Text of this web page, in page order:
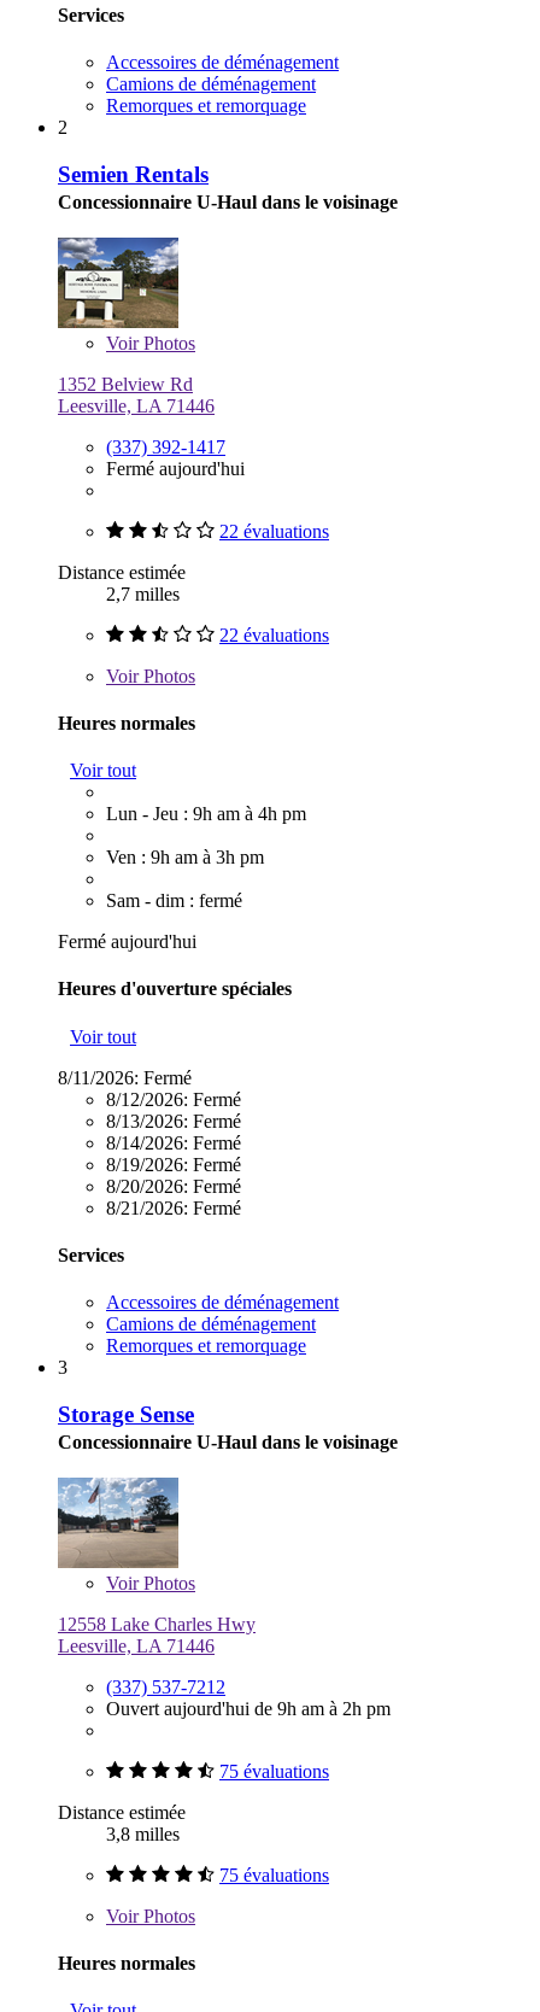
Services
Accessoires de déménagement
Camions de déménagement
Remorques et remorquage
2
Semien Rentals
Concessionnaire U-Haul dans le voisinage
VoirPhotos
1352 Belview Rd
Leesville, LA 71446
(337) 392-1417
Fermé aujourd'hui
22 évaluations
Distance estimée
2,7 milles
22 évaluations
VoirPhotos
Heures normales
Voir tout
Lun - Jeu : 9h am à 4h pm
Ven : 9h am à 3h pm
Sam - dim : fermé
Fermé aujourd'hui
Heures d'ouverture spéciales
Voir tout
8/11/2026: Fermé
8/12/2026: Fermé
8/13/2026: Fermé
8/14/2026: Fermé
8/19/2026: Fermé
8/20/2026: Fermé
8/21/2026: Fermé
Services
Accessoires de déménagement
Camions de déménagement
Remorques et remorquage
3
Storage Sense
Concessionnaire U-Haul dans le voisinage
VoirPhotos
12558 Lake Charles Hwy
Leesville, LA 71446
(337) 537-7212
Ouvert aujourd'hui de 9h am à 2h pm
75 évaluations
Distance estimée
3,8 milles
75 évaluations
VoirPhotos
Heures normales